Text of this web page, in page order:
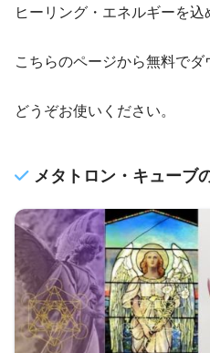
ヒーリング・エネルギーを込
こちらのページから無料でダ
どうぞお使いください。
メタトロン・キューブ